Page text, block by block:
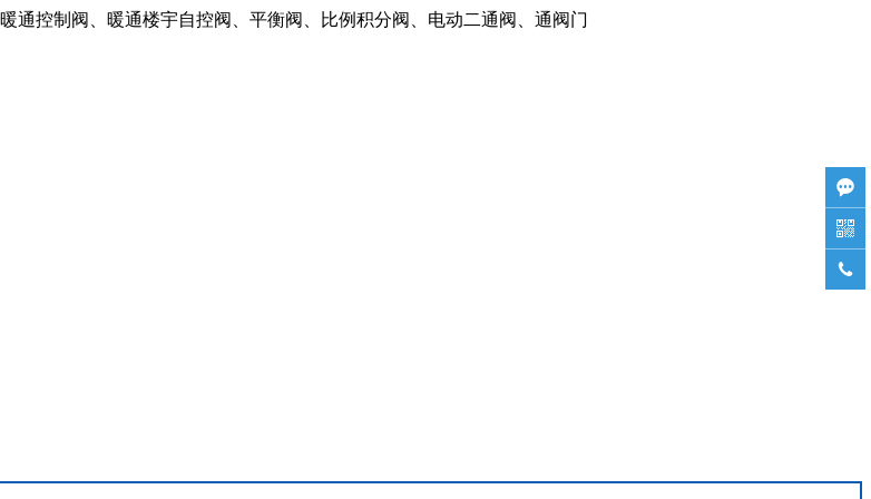
通控制阀、暖通楼宇自控阀、平衡阀、比例积分阀、电动二通阀、通阀门


